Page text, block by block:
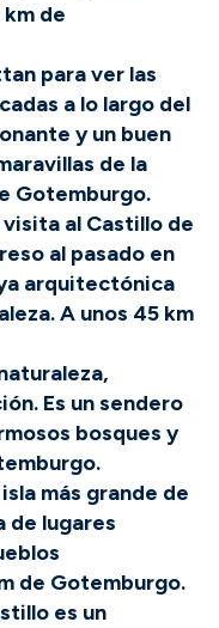
de
para ver las
a lo largo del
y un buen
de la
Gotemburgo.
al Castillo de
al pasado en
arquitectónica
A unos 45 km
Es un sendero
bosques y
más grande de
de lugares
de Gotemburgo.
es un